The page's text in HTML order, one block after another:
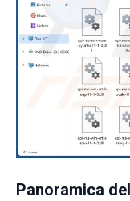
Panoramica